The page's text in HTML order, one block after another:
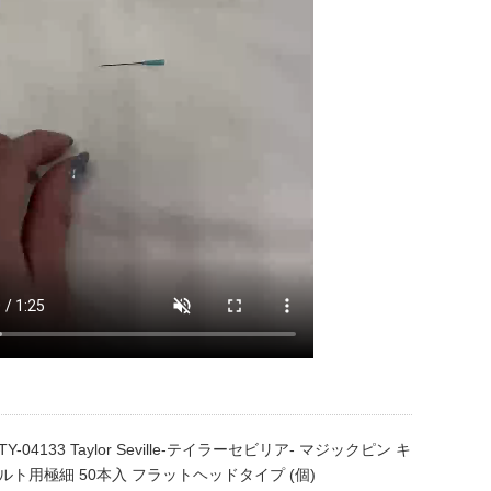
04133 Taylor Seville-テイラーセビリア- マジックピン キ
ト用極細 50本入 フラットヘッドタイプ (個)